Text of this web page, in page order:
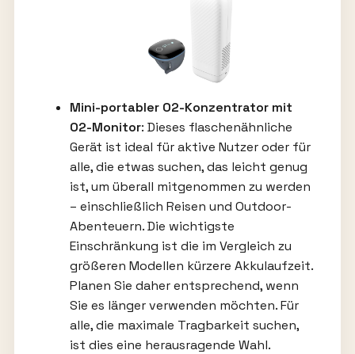
Mini-portabler O2-Konzentrator mit
O2-Monitor: Dieses flaschenähnliche
Gerät ist ideal für aktive Nutzer oder für
alle, die etwas suchen, das leicht genug
ist, um überall mitgenommen zu werden
– einschließlich Reisen und Outdoor-
Abenteuern. Die wichtigste
Einschränkung ist die im Vergleich zu
größeren Modellen kürzere Akkulaufzeit.
Planen Sie daher entsprechend, wenn
Sie es länger verwenden möchten. Für
alle, die maximale Tragbarkeit suchen,
ist dies eine herausragende Wahl.